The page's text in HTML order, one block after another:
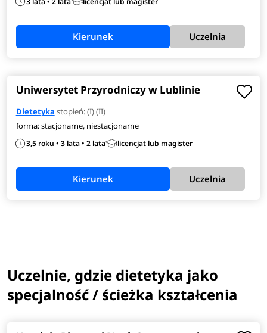
Kierunek Uczelnia
Uniwersytet Przyrodniczy w Lublinie
Dietetyka stopień: (I) (II)
forma: stacjonarne, niestacjonarne
3,5 roku • 3 lata • 2 lata licencjat lub magister
Kierunek Uczelnia
Uczelnie, gdzie dietetyka jako
specjalność / ścieżka kształcenia